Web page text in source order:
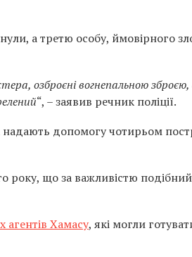
а третю особу, ймовірного
озброєні вогнепальною
“, – заявив речник поліції.
допомогу чотирьом
року, що за важливістю
агентів Хамасу, які могли